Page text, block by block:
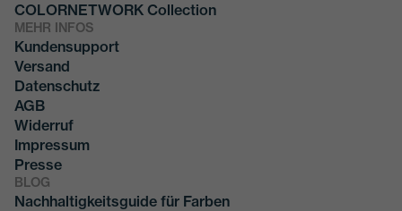
COLORNETWORK Collection
MEHR INFOS
Kundensupport
Versand
Datenschutz
AGB
Widerruf
Impressum
Presse
BLOG
Nachhaltigkeitsguide für Farben